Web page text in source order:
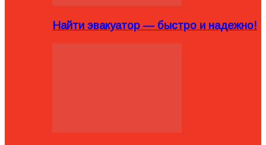
Найти эвакуатор — быстро и надежно!